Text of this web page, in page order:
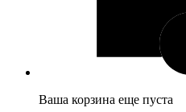
Ваша корзина еще пуста